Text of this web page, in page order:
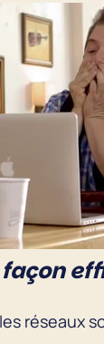
réseaux